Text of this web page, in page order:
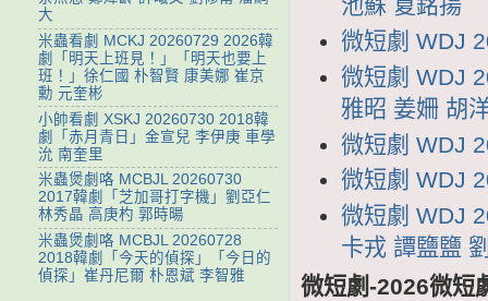
池蘇 夏銘揚
微短劇 WDJ
微短劇 WDJ
雅昭 姜姍 胡
微短劇 WDJ
微短劇 WDJ
微短劇 WDJ
卡戎 譚鹽鹽
微短劇-2026微短
大
米蟲看劇 MCKJ 20260729 2026韓
劇「明天上班見！」「明天也要上
班！」徐仁國 朴智賢 康美娜 崔京
勳 元奎彬
小帥看劇 XSKJ 20260730 2018韓
劇「赤月青日」金宣兒 李伊庚 車學
沇 南奎里
米蟲煲劇咯 MCBJL 20260730
2017韓劇「芝加哥打字機」劉亞仁
林秀晶 高庚杓 郭時暘
米蟲煲劇咯 MCBJL 20260728
2018韓劇「今天的偵探」「今日的
偵探」崔丹尼爾 朴恩斌 李智雅